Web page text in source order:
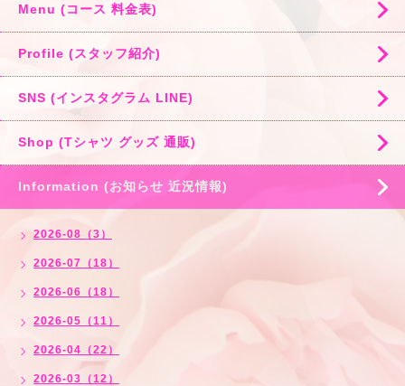
Menu (コース 料金表)
Profile (スタッフ紹介)
SNS (インスタグラム LINE)
Shop (Tシャツ グッズ 通販)
Information (お知らせ 近況情報)
2026-08（3）
2026-07（18）
2026-06（18）
2026-05（11）
2026-04（22）
2026-03（12）